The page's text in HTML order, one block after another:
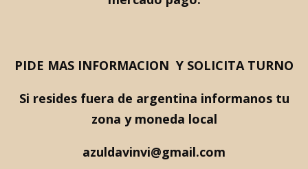
PIDE MAS INFORMACION Y ​SOLICITA TURNO
Si resides fuera de argentina informanos tu
zona y moneda local
azuldavinvi@gmail.com